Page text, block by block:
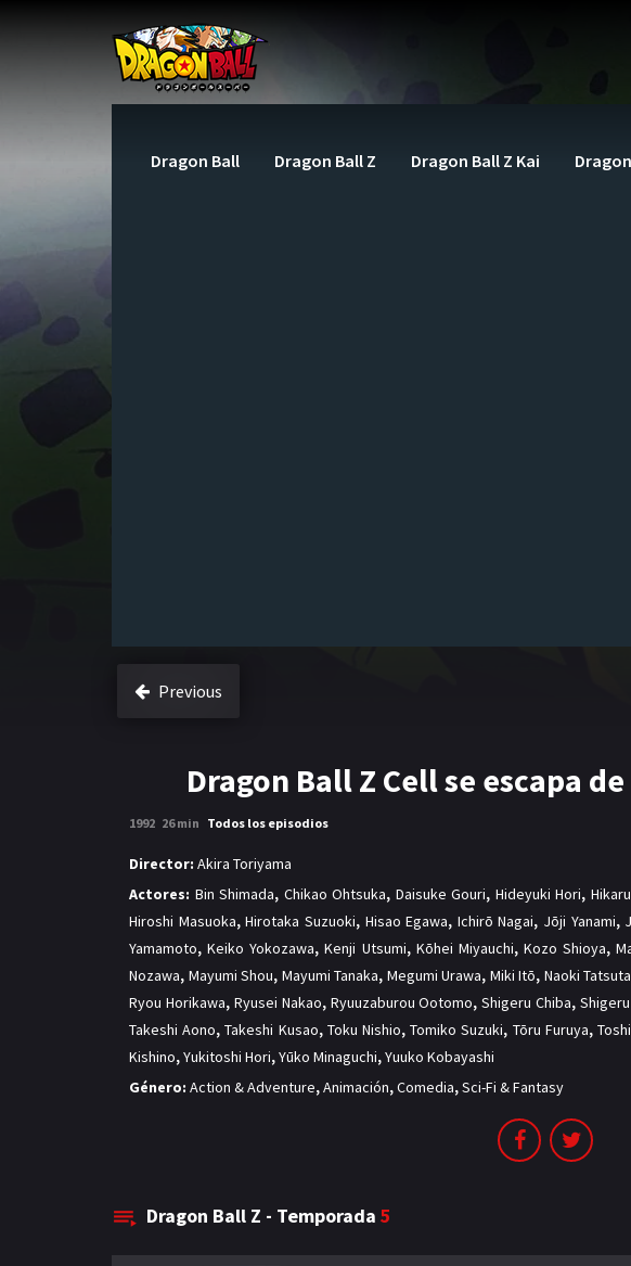
Dragon Ball Dragon Ball Z Dragon Ball Z Kai
Previous
Dragon Ball Z Cell se escapa
1992 26 min Todos los episodios
Director: Akira Toriyama
Actores: Bin Shimada, Chikao Ohtsuka, Daisuke Gouri, Hideyuki Hori,
Hiroshi Masuoka,Hirotaka Suzuoki, Hisao Egawa, Ichirō Nagai, Jōji Yanami,
Yamamoto,Keiko Yokozawa,Kenji Utsumi, Kōhei Miyauchi, Kozo Shioya,
Nozawa, Mayumi Shou, Mayumi Tanaka, Megumi Urawa, Miki Itō, Naoki Tatsuta
Ryou Horikawa, Ryusei Nakao, Ryuuzaburou Ootomo,Shigeru Chiba,
Takeshi Aono,Takeshi Kusao, Toku Nishio,Tomiko Suzuki, Tōru Furuya,
Kishino,Yukitoshi Hori,Yūko Minaguchi,Yuuko Kobayashi
Género: Action & Adventure,Animación,Comedia,Sci-Fi & Fantasy
Dragon Ball Z - Temporada 5